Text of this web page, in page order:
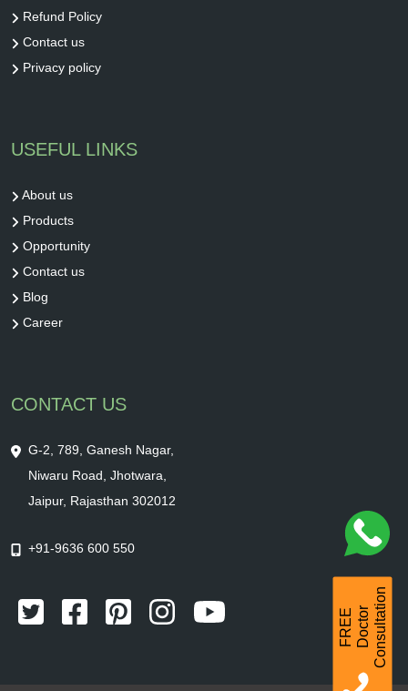
Refund Policy
Contact us
Privacy policy
USEFUL LINKS
About us
Products
Opportunity
Contact us
Blog
Career
CONTACT US
G-2, 789, Ganesh Nagar,
Niwaru Road, Jhotwara,
Jaipur, Rajasthan 302012
+91-9636 600 550
F
R
E
E
D
o
c
t
orConsultation